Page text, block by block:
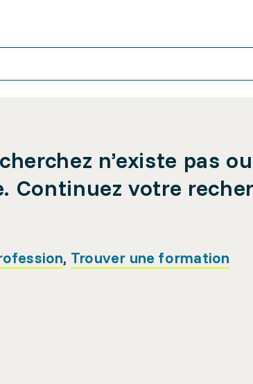
n’existe pas ou
Continuez votre
, Trouver une formation